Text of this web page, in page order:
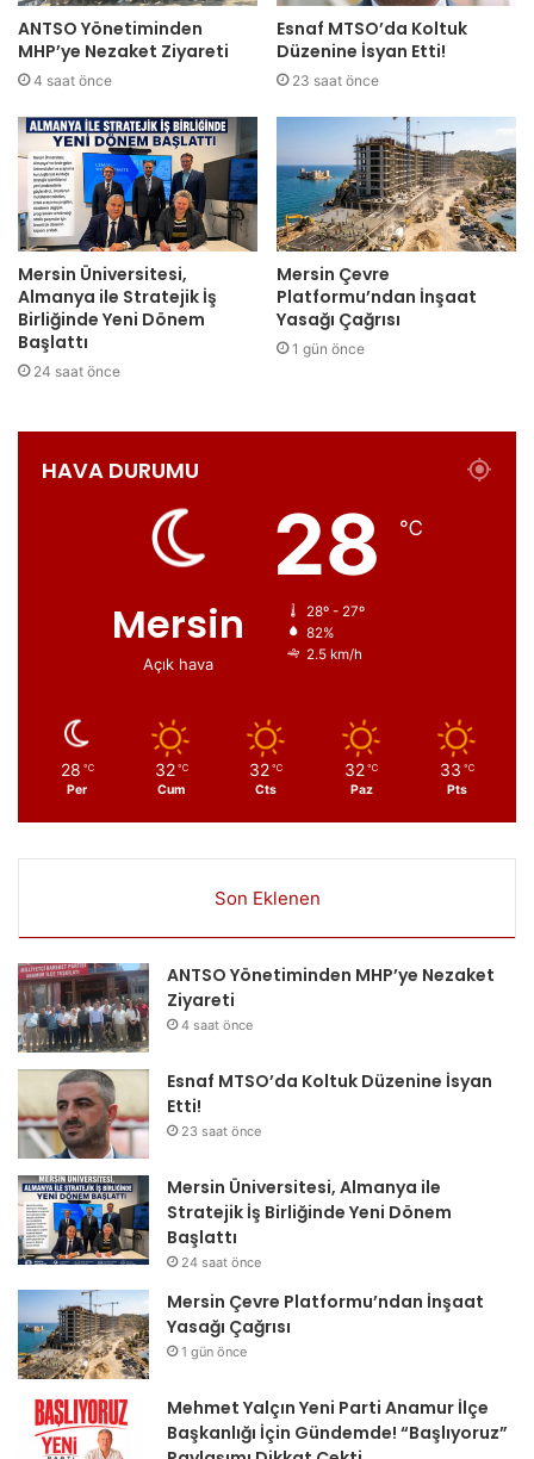
ANTSO Yönetiminden
MHP’ye Nezaket Ziyareti
4 saat önce
Esnaf MTSO’da Koltuk
Düzenine İsyan Etti!
23 saat önce
Mersin Üniversitesi,
Almanya ile Stratejik İş
Birliğinde Yeni Dönem
Başlattı
24 saat önce
Mersin Çevre
Platformu’ndan İnşaat
Yasağı Çağrısı
1 gün önce
HAVA DURUMU
Mersin
Açık hava
28 ℃
28º - 27º
82%
2.5 km/h
28 ℃
Per
32 ℃
Cum
32 ℃
Cts
32 ℃
Paz
33 ℃
Pts
Son Eklenen
ANTSO Yönetiminden MHP’ye Nezaket
Ziyareti
4 saat önce
Esnaf MTSO’da Koltuk Düzenine İsyan
Etti!
23 saat önce
Mersin Üniversitesi, Almanya ile
Stratejik İş Birliğinde Yeni Dönem
Başlattı
24 saat önce
Mersin Çevre Platformu’ndan İnşaat
Yasağı Çağrısı
1 gün önce
Mehmet Yalçın Yeni Parti Anamur İlçe
Başkanlığı İçin Gündemde! “Başlıyoruz”